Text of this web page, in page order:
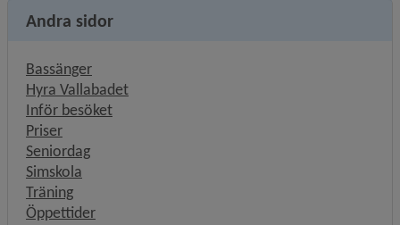
Andra sidor
Bassänger
Hyra Vallabadet
Inför besöket
Priser
Seniordag
Simskola
Träning
Öppettider